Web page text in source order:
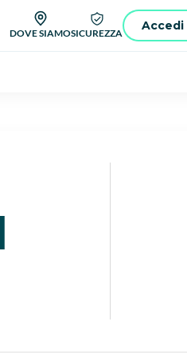
DOVE SIAMOSICUREZZA
Accedi